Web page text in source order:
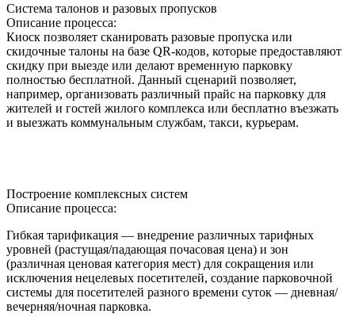
Система талонов и разовых пропусков
Описание процесса:
Киоск позволяет сканировать разовые пропуска или
скидочные талоны на базе QR-кодов, которые предоставляют
скидку при выезде или делают временную парковку
полностью бесплатной. Данный сценарий позволяет,
например, организовать различный прайс на парковку для
жителей и гостей жилого комплекса или бесплатно въезжать
и выезжать коммунальным службам, такси, курьерам.
Построение комплексных систем
Описание процесса:
Гибкая тарификация — внедрение различных тарифных
уровней (растущая/падающая почасовая цена) и зон
(различная ценовая категория мест) для сокращения или
исключения нецелевых посетителей, создание парковочной
системы для посетителей разного времени суток — дневная/
вечерняя/ночная парковка.